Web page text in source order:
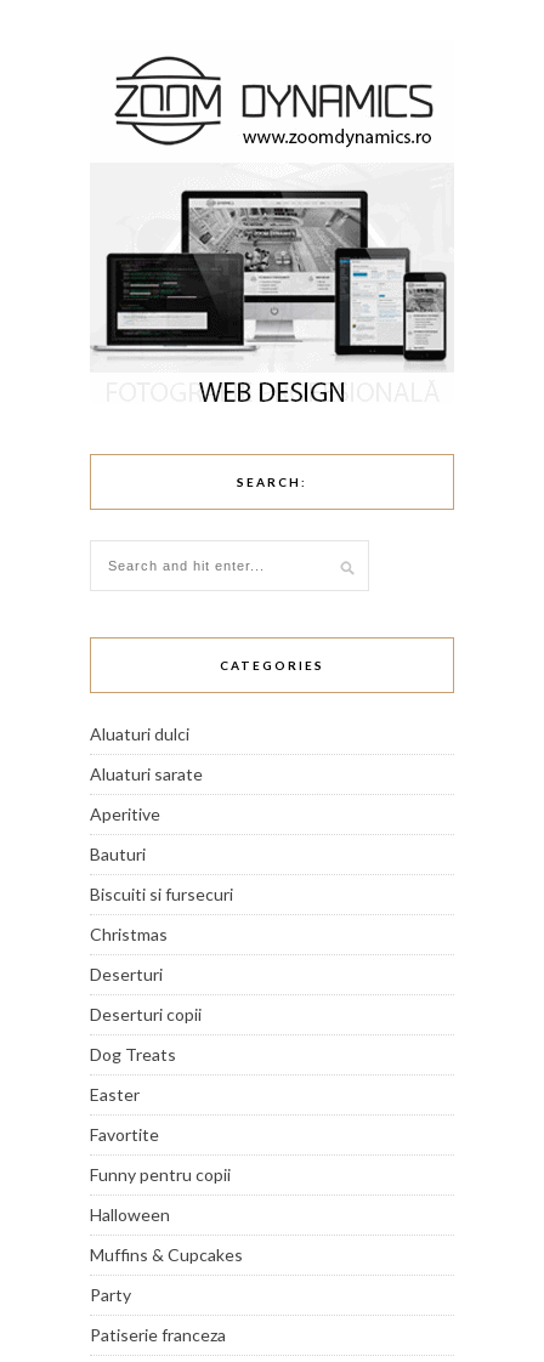
SEARCH:
CATEGORIES
Aluaturi dulci
Aluaturi sarate
Aperitive
Bauturi
Biscuiti si fursecuri
Christmas
Deserturi
Deserturi copii
Dog Treats
Easter
Favortite
Funny pentru copii
Halloween
Muffins & Cupcakes
Party
Patiserie franceza